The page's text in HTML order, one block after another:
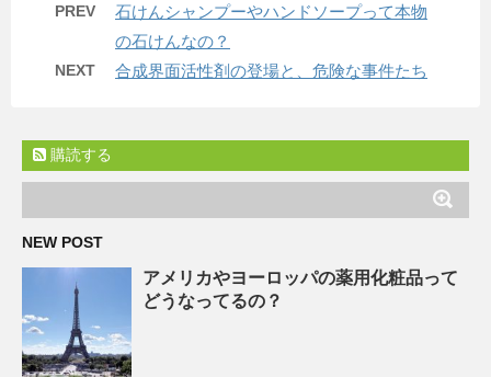
PREV
石けんシャンプーやハンドソープって本物
の石けんなの？
NEXT 合成界面活性剤の登場と、危険な事件たち
購読する
NEW POST
アメリカやヨーロッパの薬用化粧品って
どうなってるの？